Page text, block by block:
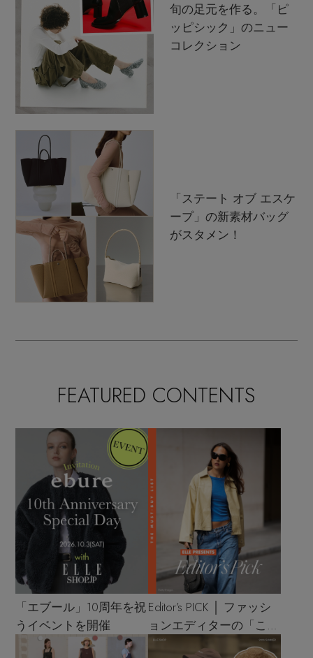
旬の足元を作る。「ピ
ッピシック」のニュー
コレクション
「ステート オブ エスケ
ープ」の新素材バッグ
がスタメン！
FEATURED CONTENTS
「エブール」10周年を祝
うイベントを開催
Editor’s PICK │ ファッシ
ョンエディターの「これ
買い！」リスト